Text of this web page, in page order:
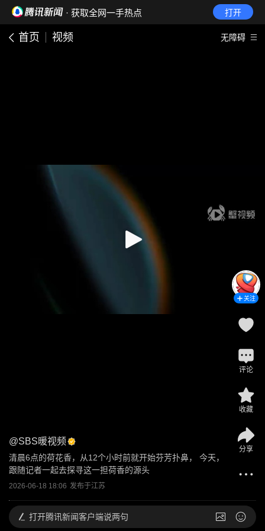
· 获取全网一手热点 打开
首页 视频 无障碍
@SBS暖视频
清晨6点的荷花香，从12个小时前就开始芬芳扑鼻， 今天，
跟随记者一起去探寻这一担荷香的源头
2026-06-18 18:06 发布于江苏
关注
评论
收藏
分享
打开腾讯新闻客户端说两句